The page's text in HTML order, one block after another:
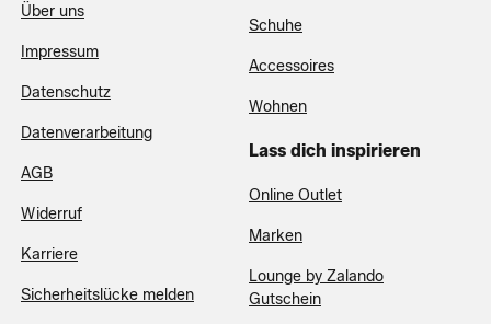
Über uns
Impressum
Datenschutz
Datenverarbeitung
AGB
Widerruf
Karriere
Sicherheitslücke melden
Schuhe
Accessoires
Wohnen
Lass dich inspirieren
Online Outlet
Marken
Lounge by Zalando
Gutschein